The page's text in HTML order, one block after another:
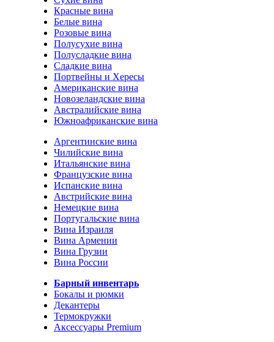
Красные вина
Белые вина
Розовые вина
Полусухие вина
Полусладкие вина
Сладкие вина
Портвейны и Хересы
Американские вина
Новозеландские вина
Австралийские вина
Южноафриканские вина
Аргентинские вина
Чилийские вина
Итальянские вина
Французские вина
Испанские вина
Австрийские вина
Немецкие вина
Португальские вина
Вина Израиля
Вина Армении
Вина Грузии
Вина России
Барный инвентарь
Бокалы и рюмки
Декантеры
Термокружки
Аксессуары Premium